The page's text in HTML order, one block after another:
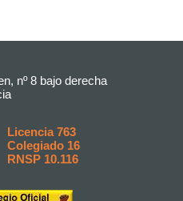
nº 8 bajo derecha
Licencia 763
Colegiado 16
RNSP 10.116